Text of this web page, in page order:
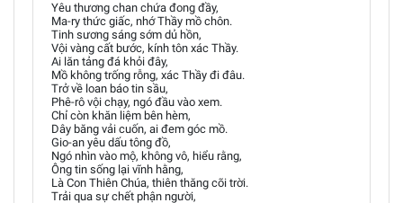
Yêu thương chan chứa đong đầy,
Ma-ry thức giấc, nhớ Thầy mồ chôn.
Tinh sương sáng sớm dủ hồn,
Vội vàng cất bước, kính tôn xác Thầy.
Ai lăn tảng đá khỏi đây,
Mồ không trống rỗng, xác Thầy đi đâu.
Trở về loan báo tin sầu,
Phê-rô vội chạy, ngó đầu vào xem.
Chỉ còn khăn liệm bên hèm,
Dây băng vải cuốn, ai đem góc mồ.
Gio-an yêu dấu tông đồ,
Ngó nhìn vào mộ, không vô, hiểu rằng,
Ông tin sống lại vĩnh hằng,
Là Con Thiên Chúa, thiên thăng cõi trời.
Trải qua sự chết phận người,